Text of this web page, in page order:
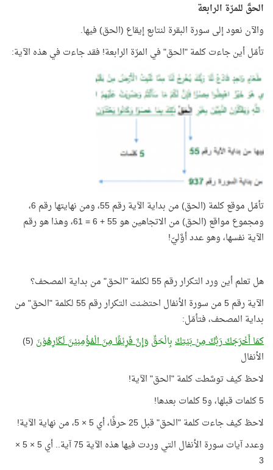
الحقّ للمرّة الرابعة
والآن نعود إلى سورة البقرة لنتابع إيقاع (الحق) فيها.
تأمّل أين جاءت كلمة "الحق" في المرّة الرابعة! فقد جاءت في هذه الآية:
تأمّل موقع كلمة (الحق) من بداية الآية رقم 55، ومن نهايتها رقم 6،
ومجموع مواقع (الحق) من الاتجاهين هو 55 + 6 = 61، وهذا هو رقم
الآية نفسها، وهو عدد أوَّليّ!
هل تعلم أين ورد التكرار رقم 55 لكلمة "الحق" من بداية المصحف؟
الآية رقم 5 من سورة الأنفال احتضنت التكرار رقم 55 لكلمة "الحق" من
بداية المصحف، فتأمّل:
كمَا أَخْرَجَكَ رَبُّكَ مِنْ بَيْتِكَبِالْحَقِّ وَإِنَّ فَرِيْقًا مِنَ الْمُؤْمِنِيْنَ لَكَارِهُوْنَ
(5)
الأنفال
لاحظ كيف توسَّطت كلمة "الحق" الآية!
5 كلمات قبلها، و5 كلمات بعدها!
لاحظ كيف جاءت كلمة "الحق" قبل 25 حرفًا، أي 5 × 5، من نهاية الآية!
وعدد آيات سورة الأنفال التي وردت فيها هذه الآية 75 آية.. أي 5 × 5 ×
3